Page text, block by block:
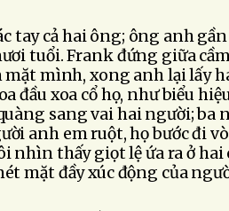
tay cả hai ông; ông anh gần
tuổi. Frank đứng giữa
mình, xong anh lại lấy
đầu xoa cổ họ, như biểu
sang vai hai người; ba
anh em ruột, họ bước đi
nhìn thấy giọt lệ ứa ra ở hai
mặt đầy xúc động của